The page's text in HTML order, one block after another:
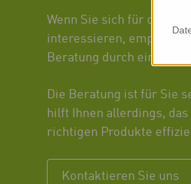
Wenn Sie sich für das
interessieren,
Beratung durch einen
Die Beratung ist für Sie
hilft Ihnen allerdings,
richtigen Produkte
Kontaktieren Sie uns